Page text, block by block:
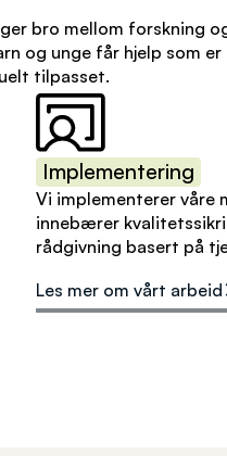
bro mellom forskning
og unge får hjelp som
tilpasset.
Implementering
Vi implementerer våre
innebærer
rådgivning basert på
Les mer om vårt arbeid